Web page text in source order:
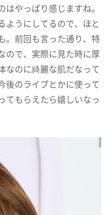
やっぱり感じますね。
ようにしてるので、ほと
。前回も言った通り、特
ので、実際に見た時に厚
なのに綺麗な肌だなって
後のライブとかに使って
てもらえたら嬉しいなっ